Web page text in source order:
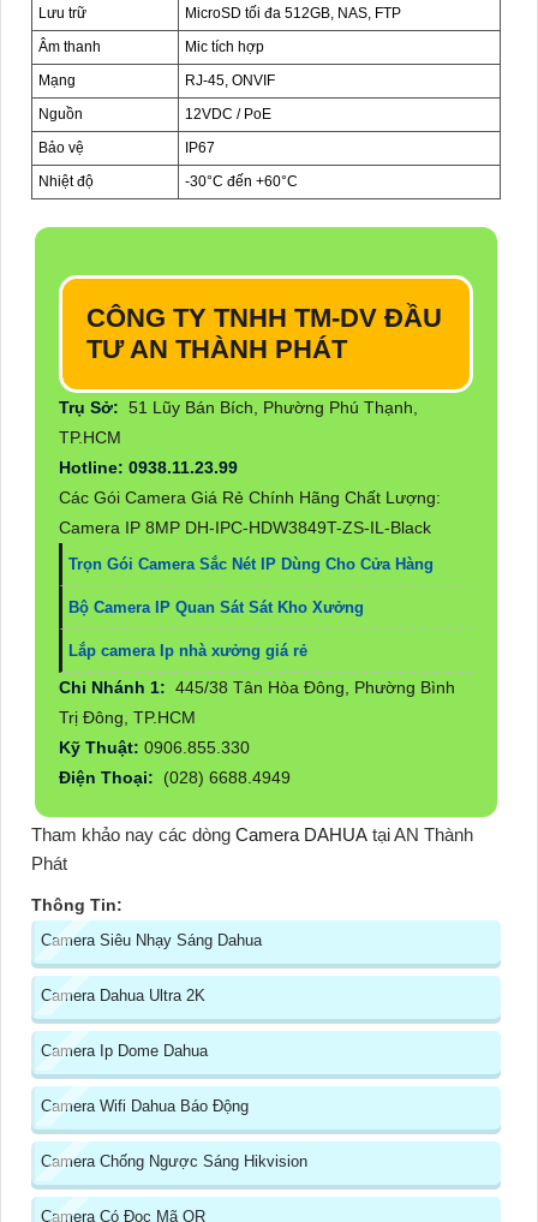
Lưu trữ
MicroSD tối đa 512GB, NAS, FTP
Âm thanh
Mic tích hợp
Mạng
RJ-45, ONVIF
Nguồn
12VDC / PoE
Bảo vệ
IP67
Nhiệt độ
-30°C đến +60°C
CÔNG TY TNHH TM-DV ĐẦU
TƯ AN THÀNH PHÁT
Trụ Sở: 51 Lũy Bán Bích, Phường Phú Thạnh,
TP.HCM
Hotline: 0938.11.23.99
Các Gói Camera Giá Rẻ Chính Hãng Chất Lượng:
Camera IP 8MP DH-IPC-HDW3849T-ZS-IL-Black
Trọn Gói Camera Sắc Nét IP Dùng Cho Cửa Hàng
Bộ Camera IP Quan Sát Sát Kho Xưởng
Lắp camera Ip nhà xưởng giá rẻ
Chi Nhánh 1: 445/38 Tân Hòa Đông, Phường Bình
Trị Đông, TP.HCM
Kỹ Thuật: 0906.855.330
Điện Thoại:
(028) 6688.4949
Tham khảo nay các dòng Camera DAHUA tại AN Thành
Phát
Thông Tin:
Camera Siêu Nhạy Sáng Dahua
Camera Dahua Ultra 2K
Camera Ip Dome Dahua
Camera Wifi Dahua Báo Động
Camera Chống Ngược Sáng Hikvision
Camera Có Đọc Mã QR